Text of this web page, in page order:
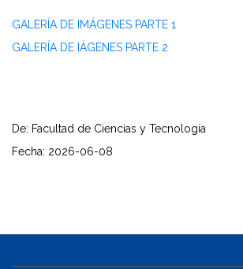
GALERÍA DE IMÁGENES PARTE 1
GALERÍA DE IÁGENES PARTE 2
De: Facultad de Ciencias y Tecnología
Fecha: 2026-06-08